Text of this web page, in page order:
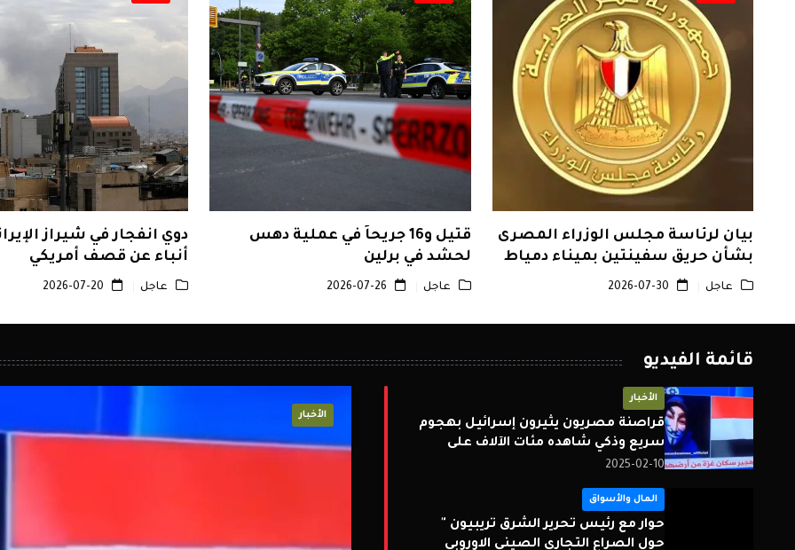
بيان لرئاسة مجلس الوزراء المصرى
بشأن حريق سفينتين بميناء دمياط
عاجل
قتيل و16 جريحاً في عملية دهس
لحشد في برلين
عاجل
دوي انفجار في شيراز
أنباء عن قصف أمريكي
عاجل
قائمة الفيديو
الأخبار
قراصنة مصريون يثيرون إسرائيل بهجوم
سريع وذكي شاهده مئات الآلاف على
الهواء مباشرة.
2025-02-10
المال والأسواق
حوار مع رئيس تحرير الشرق تريبيون "
حول الصراع التجارى الصينى الاوروبى
الأخبار
المال والأسواق
المال والأسواق
الفن
المال والأسواق